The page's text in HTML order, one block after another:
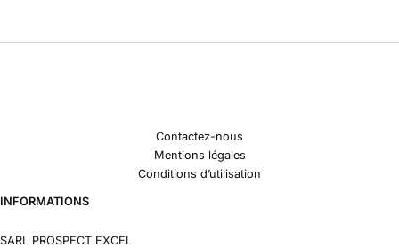
Contactez-nous
Mentions légales
Conditions d’utilisation
INFORMATIONS
SARL PROSPECT EXCEL